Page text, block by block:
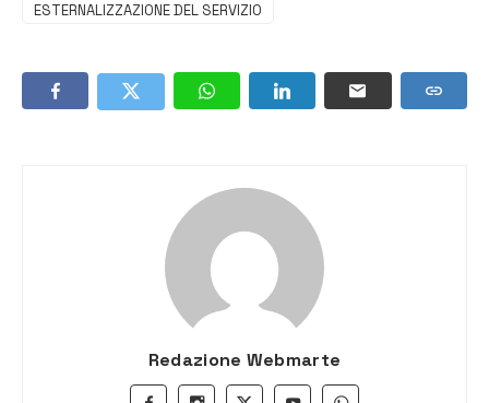
ESTERNALIZZAZIONE DEL SERVIZIO
Redazione Webmarte